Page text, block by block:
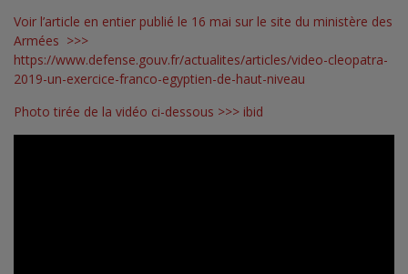
Voir l’article en entier publié le 16 mai sur le site du ministère des
Armées >>>
https://www.defense.gouv.fr/actualites/articles/video-cleopatra-
2019-un-exercice-franco-egyptien-de-haut-niveau
Photo tirée de la vidéo ci-dessous >>> ibid